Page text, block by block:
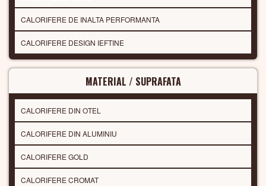
CALORIFERE DE INALTA PERFORMANTA
CALORIFERE DESIGN IEFTINE
MATERIAL / SUPRAFATA
CALORIFERE DIN OTEL
CALORIFERE DIN ALUMINIU
CALORIFERE GOLD
CALORIFERE CROMAT